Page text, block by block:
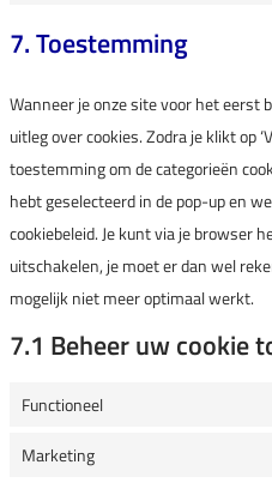
7. Toestemming
Wanneer je onze site voor het eerst
uitleg over cookies. Zodra je klikt op
toestemming om de categorieën
hebt geselecteerd in de pop-up en
cookiebeleid. Je kunt via je browser
uitschakelen, je moet er dan wel
mogelijk niet meer optimaal werkt.
7.1 Beheer uw cookie
Functioneel
Marketing